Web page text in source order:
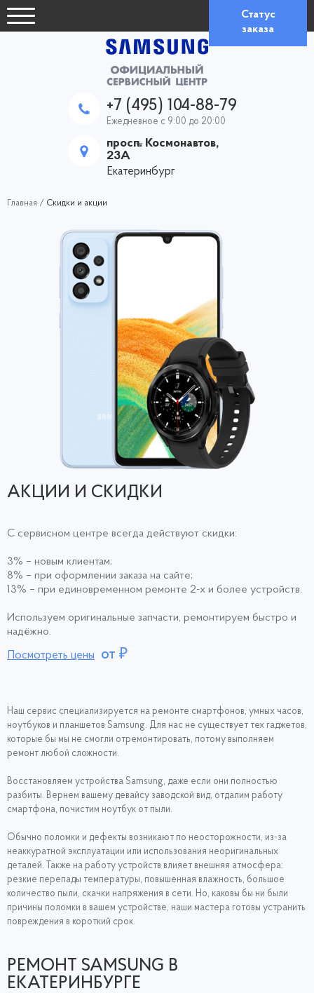
Статус
заказа
+7 (495) 104-88-79
Ежедневное с 9:00 до 20:00
просп. Космонавтов,
23А
Екатеринбург
Главная / Скидки и акции
АКЦИИ И СКИДКИ
С сервисном центре всегда действуют скидки:
3% – новым клиентам;
8% – при оформлении заказа на сайте;
13% – при единовременном ремонте 2-х и более устройств.
Используем оригинальные запчасти, ремонтируем быстро и
надёжно.
Посмотреть цены от ₽
Наш сервис специализируется на ремонте смартфонов, умных часов,
ноутбуков и планшетов Samsung. Для нас не существует тех гаджетов,
которые бы мы не смогли отремонтировать, потому выполняем
ремонт любой сложности.
Восстановляем устройства Samsung, даже если они полностью
разбиты. Вернем вашему девайсу заводской вид, отдалим работу
смартфона, почистим ноутбук от пыли.
Обычно поломки и дефекты возникают по неосторожности, из-за
неаккуратной эксплуатации или использования неоригинальных
деталей. Также на работу устройств влияет внешняя атмосфера:
резкие перепады температуры, повышенная влажность, большое
количество пыли, скачки напряжения в сети. Но, каковы бы ни были
причины поломки в вашем устройстве, наши мастера готовы устранить
повреждения в короткий срок.
РЕМОНТ SAMSUNG В
ЕКАТЕРИНБУРГЕ